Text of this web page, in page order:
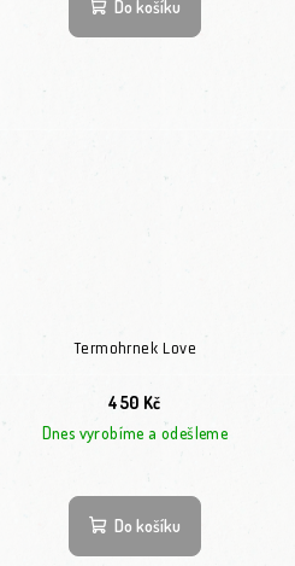
Do košíku
Termohrnek Love
450 Kč
Dnes vyrobíme a odešleme
Do košíku